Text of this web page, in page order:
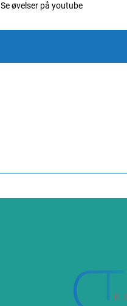
Se øvelser på youtube